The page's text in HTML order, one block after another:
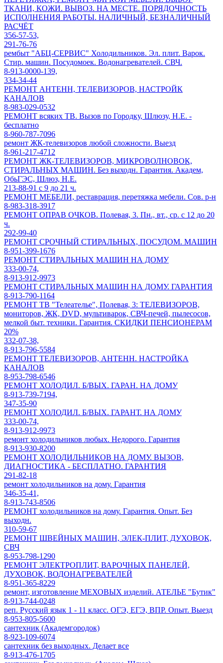
ТКАНИ, КОЖИ. ВЫВОЗ. НА МЕСТЕ. ПОРЯДОЧНОСТЬ
ИСПОЛНЕНИЯ РАБОТЫ. НАЛИЧНЫЙ, БЕЗНАЛИЧНЫЙ
РАСЧЁТ
356-57-53,
291-76-76
рембыт "АБЦ-СЕРВИС" Холодильников. Эл. плит. Варок.
Стир. машин. Посудомоек. Водонагревателей. СВЧ.
8-913-0000-139,
334-34-44
РЕМОНТ АНТЕНН, ТЕЛЕВИЗОРОВ, НАСТРОЙК
КАНАЛОВ
8-983-029-0532
РЕМОНТ всяких ТВ. Вызов по Городку, Шлюзу, Н.Е. -
бесплатно
8-960-787-7096
ремонт ЖК-телевизоров любой сложности. Выезд
8-961-217-4712
РЕМОНТ ЖК-ТЕЛЕВИЗОРОВ, МИКРОВОЛНОВОК,
СТИРАЛЬНЫХ МАШИН. Без выходн. Гарантия. Академ,
ОбьГЭС, Шлюз, Н.Е.
213-88-91 с 9 до 21 ч.
РЕМОНТ МЕБЕЛИ, реставрация, перетяжка мебели. Сов. р-н
8-983-318-3917
РЕМОНТ ОПРАВ ОЧКОВ. Полевая, 3. Пн., вт., ср. с 12 до 20
ч.
292-99-40
РЕМОНТ СРОЧНЫЙ СТИРАЛЬНЫХ, ПОСУДОМ. МАШИН
8-951-399-1676
РЕМОНТ СТИРАЛЬНЫХ МАШИН НА ДОМУ
333-00-74,
8-913-912-9973
РЕМОНТ СТИРАЛЬНЫХ МАШИН НА ДОМУ. ГАРАНТИЯ
8-913-790-1164
РЕМОНТ ТВ "Телеателье", Полевая, 3: ТЕЛЕВИЗОРОВ,
мониторов, ЖК, DVD, мультиварок, СВЧ-печей, пылесосов,
мелкой быт. техники. Гарантия. СКИДКИ ПЕНСИОНЕРАМ
20%
332-07-38,
8-913-796-5584
РЕМОНТ ТЕЛЕВИЗОРОВ, АНТЕНН. НАСТРОЙКА
КАНАЛОВ
8-953-798-6546
РЕМОНТ ХОЛОДИЛ. Б/ВЫХ. ГАРАН. НА ДОМУ
8-913-739-7194,
347-35-90
РЕМОНТ ХОЛОДИЛ. Б/ВЫХ. ГАРАНТ. НА ДОМУ
333-00-74,
8-913-912-9973
ремонт холодильников любых. Недорого. Гарантия
8-913-930-8200
РЕМОНТ ХОЛОДИЛЬНИКОВ НА ДОМУ. ВЫЗОВ,
ДИАГНОСТИКА - БЕСПЛАТНО. ГАРАНТИЯ
291-82-18
ремонт холодильников на дому. Гарантия
346-35-41,
8-913-743-8506
РЕМОНТ холодильников на дому. Гарантия. Опыт. Без
выходн.
310-59-67
РЕМОНТ ШВЕЙНЫХ МАШИН, ЭЛЕК-ПЛИТ, ДУХОВОК,
СВЧ
8-953-798-1290
РЕМОНТ ЭЛЕКТРОПЛИТ, ВАРОЧНЫХ ПАНЕЛЕЙ,
ДУХОВОК, ВОДОНАГРЕВАТЕЛЕЙ
8-951-365-8229
ремонт, изготовление МЕХОВЫХ изделий. АТЕЛЬЕ "Бутик"
8-913-744-0248
реп. Русский язык 1 - 11 класс. ОГЭ, ЕГЭ, ВПР. Опыт. Выезд
8-953-805-5600
сантехник (Академгородок)
8-923-109-6074
сантехник без выходных. Делает все
8-913-476-1705